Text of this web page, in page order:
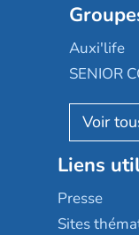
Les
Occitalia
Reseda
Stella
Les
Sérénys
Groupe
Le Noble
Almage
Résidalya
Groupe
Auxi'life
SENIOR
AGE
Liens
Presse
Sites